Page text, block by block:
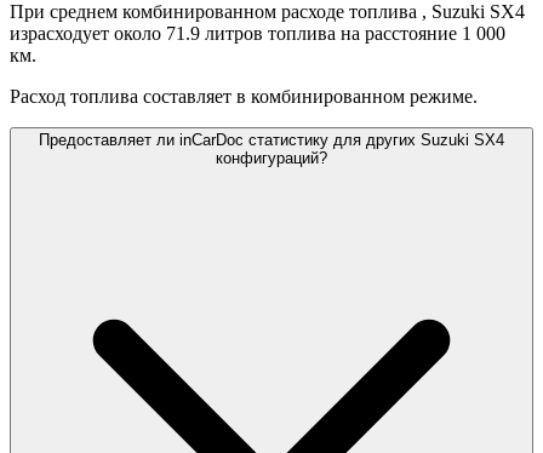
При среднем комбинированном расходе топлива , Suzuki SX4
израсходует около 71.9 литров топлива на расстояние 1 000
км.
Расход топлива составляет в комбинированном режиме.
Предоставляет ли inCarDoc статистику для других Suzuki SX4
конфигураций?